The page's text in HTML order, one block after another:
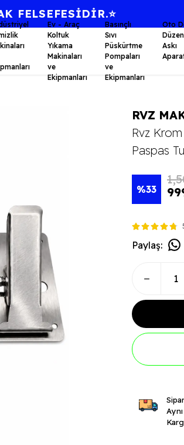
FELSEFESİDİR.⭐
Ev - Araç
Koltuk
Yıkama
Makinaları
ve
Ekipmanları
Basınçlı
Sıvı
Püskürtme
Pompaları
ve
Ekipmanları
Oto
Askı
RVZ
Rvz
Paspas
%33
Paylaş: